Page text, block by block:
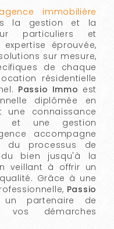
agence immobilière
la gestion et la
particuliers et
éprouvée,
sur mesure,
de chaque
résidentielle
Passio Immo est
diplômée en
connaissance
et une gestion
accompagne
processus de
bien jusqu'à la
veillant à offrir un
Grâce à une
Passio
partenaire de
vos démarches